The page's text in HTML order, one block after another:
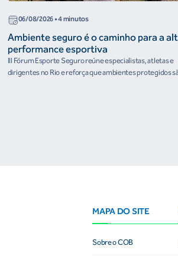
06/08/2026• 4 minutos
Ambiente seguro é o caminho para a
performance esportiva
III Fórum Esporte Seguro reúne especialistas, atletas e
dirigentes no Rio e reforça que ambientes protegidos
MAPA DO SITE
Sobre o COB